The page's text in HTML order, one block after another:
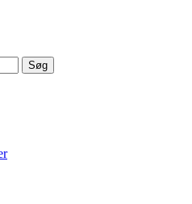
Søg